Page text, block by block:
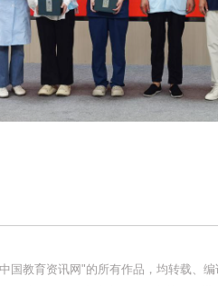
国教育资讯网"的所有作品，均转载、